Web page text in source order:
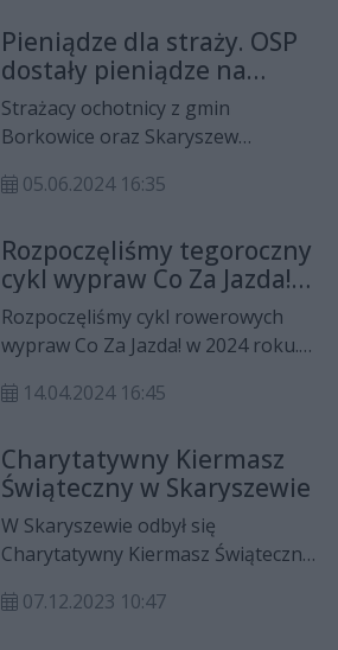
wolną ojczyznę.
Pieniądze dla straży. OSP
dostały pieniądze na
zakup wozów i sprzętu
Strażacy ochotnicy z gmin
Borkowice oraz Skaryszew
samorządu województwa
zakup wozów bojowych oraz
sprzętu.
05.06.2024 16:35
Rozpoczęliśmy tegoroczny
cykl wypraw Co Za Jazda!
Ponad 800 rowerzystów
pojechało do Skaryszewa
Rozpoczęliśmy cykl rowerowych
wypraw Co Za Jazda! w 2024 roku.
zlokalizowana w Skaryszewie. W
ponad 800 rowerzystów.
14.04.2024 16:45
Charytatywny Kiermasz
Świąteczny w Skaryszewie
W Skaryszewie odbył się
Charytatywny Kiermasz Świąteczny.
ozdoby, a także spróbować
07.12.2023 10:47